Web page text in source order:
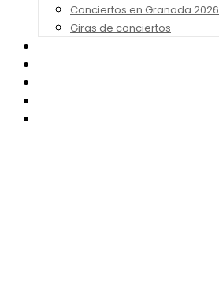
Conciertos en Granada 2026
Giras de conciertos